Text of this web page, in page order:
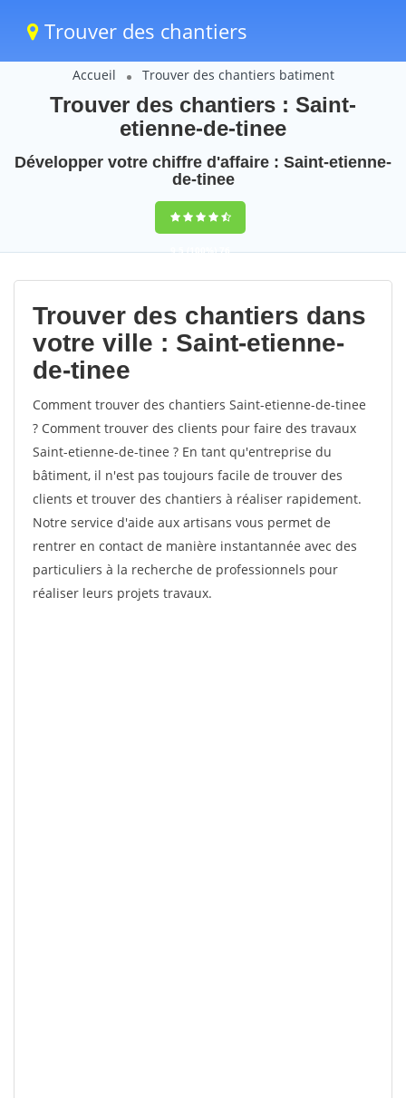
Trouver des chantiers
Accueil Trouver des chantiers batiment
Trouver des chantiers : Saint-
etienne-de-tinee
Développer votre chiffre d'affaire : Saint-etienne-
de-tinee
9,5(100%)76
votes
Trouver des chantiers dans
votre ville : Saint-etienne-
de-tinee
Comment trouver des chantiers Saint-etienne-de-tinee
? Comment trouver des clients pour faire des travaux
Saint-etienne-de-tinee ? En tant qu'entreprise du
bâtiment, il n'est pas toujours facile de trouver des
clients et trouver des chantiers à réaliser rapidement.
Notre service d'aide aux artisans vous permet de
rentrer en contact de manière instantannée avec des
particuliers à la recherche de professionnels pour
réaliser leurs projets travaux.